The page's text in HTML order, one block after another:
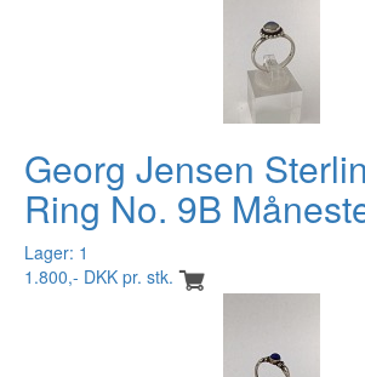
Georg Jensen
Ring No. 9B
Lager: 1
1.800,- DKK pr. stk.